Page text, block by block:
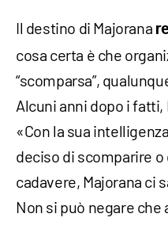
Il destino di Majorana
cosa certa è che
“scomparsa”,
Alcuni anni dopo i
«Con la sua
deciso di scomparire
cadavere, Majorana ci
Non si può negare che